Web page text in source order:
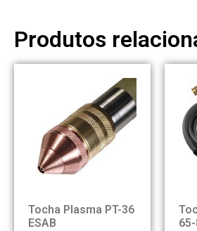
Produtos
Tocha Plasma PT-36
ESAB